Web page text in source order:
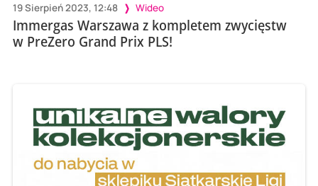
19 Sierpień 2023, 12:48 Wideo
Immergas Warszawa z kompletem zwycięstw
w PreZero Grand Prix PLS!